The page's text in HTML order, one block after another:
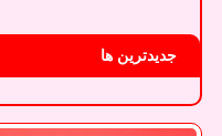
جدیدترین ها